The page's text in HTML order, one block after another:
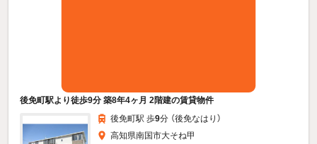
後免町駅より徒歩9分 築8年4ヶ月 2階建の賃貸物件
後免町駅 歩9分 （後免なはり）
高知県南国市大そね甲